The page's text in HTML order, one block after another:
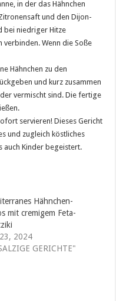
in der das Hähnchen
und den Dijon-
bei niedriger Hitze
verbinden. Wenn die Soße
Hähnchen zu den
und kurz zusammen
vermischt sind. Die fertige
servieren! Dieses Gericht
und zugleich köstliches
auch Kinder begeistert.
Hähnchen-
mit cremigem Feta-
2024
GERICHTE"